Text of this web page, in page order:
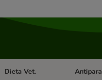
Cães
Abrir menu de categoria: Gatos
Dieta Vet. Abrir